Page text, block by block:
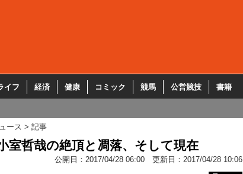
イフ 経済 健康 コミック 競馬 公営競技 書籍
ース 記事
室哲哉の絶頂と凋落、そして現在
公開日： 2017/04/28 06:00 更新日： 2017/04/28 10:06